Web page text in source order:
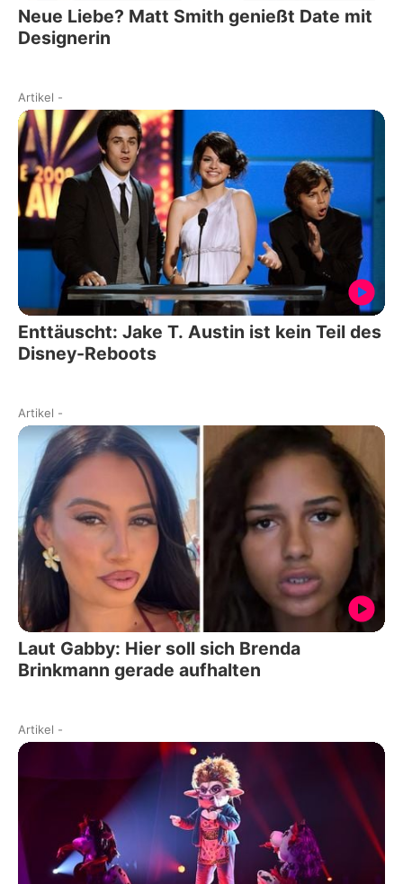
Neue Liebe? Matt Smith genießt Date mit
Designerin
Artikel -
Enttäuscht: Jake T. Austin ist kein Teil des
Disney-Reboots
Artikel -
Laut Gabby: Hier soll sich Brenda
Brinkmann gerade aufhalten
Artikel -